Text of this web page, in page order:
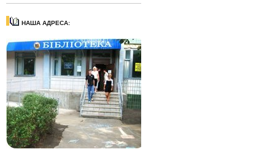
НАША АДРЕСА: